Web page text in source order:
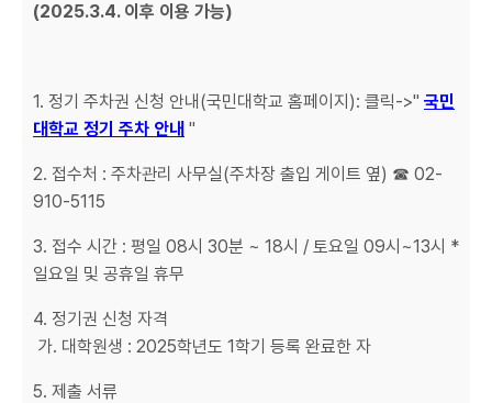
(2025.3.4. 이후 이용 가능)
1. 정기 주차권 신청 안내(국민대학교 홈페이지): 클릭->" 국민
대학교 정기 주차 안내 "
2. 접수처 : 주차관리 사무실(주차장 출입 게이트 옆) ☎ 02-
910-5115
3. 접수 시간 : 평일 08시 30분 ~ 18시 / 토요일 09시~13시 *
일요일 및 공휴일 휴무
4. 정기권 신청 자격
가. 대학원생 : 2025학년도 1학기 등록 완료한 자
5. 제출 서류